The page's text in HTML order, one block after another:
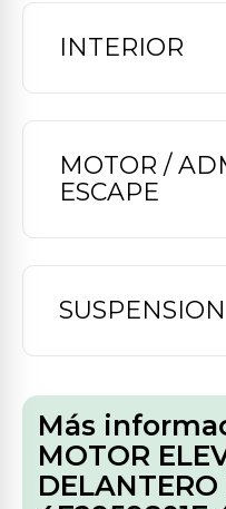
INTERIOR
MOTOR /
ESCAPE
Más
MOTOR